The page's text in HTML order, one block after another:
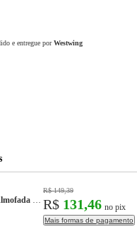
e entregue por Westwing
Capa de Almofada Bordada com Tassels Oasis Bege
R$ 149,39
R$ 131,46 no pix
Mais formas de pagamento